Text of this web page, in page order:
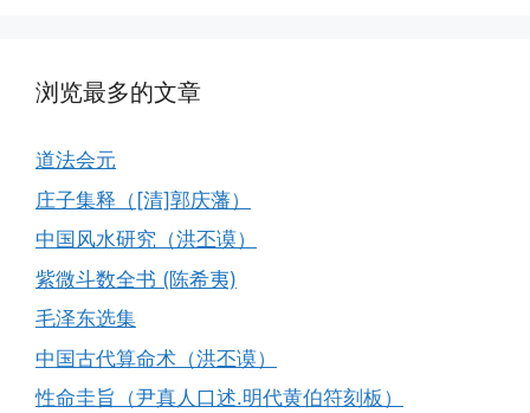
浏览最多的文章
道法会元
庄子集释（[清]郭庆藩）
中国风水研究（洪丕谟）
紫微斗数全书 (陈希夷)
毛泽东选集
中国古代算命术（洪丕谟）
性命圭旨（尹真人口述.明代黄伯符刻板）